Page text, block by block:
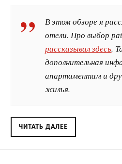
В этом обзоре я
отели. Про выбор
рассказывал здесь.
дополнительная
апартаментам и
жилья.
ЧИТАТЬ ДАЛЕЕ